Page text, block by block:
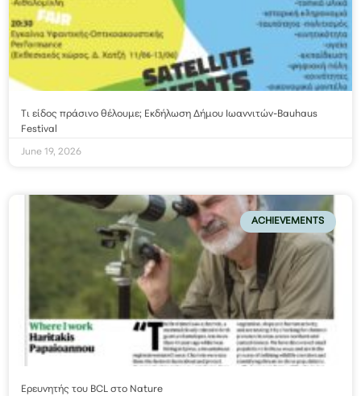
Τι είδος πράσινο θέλουμε; Εκδήλωση Δήμου Ιωαννιτών-Bauhaus
Festival
June 19, 2026
ACHIEVEMENTS
Ερευνητής του BCL στο Nature